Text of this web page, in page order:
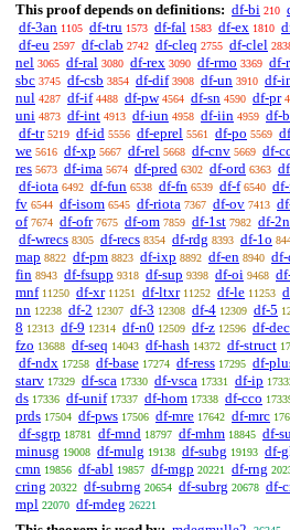
This proof depends on definitions: df-bi 210
df-3an 1105 df-tru 1573 df-fal 1583 df-ex 1810
df-eu 2597 df-clab 2742 df-cleq 2755 df-clel
nel 3065 df-ral 3080 df-rex 3090 df-rmo 3369 df-
sbc 3745 df-csb 3854 df-dif 3908 df-un 3910 df-
nul 4287 df-if 4488 df-pw 4564 df-sn 4590 df-pr
uni 4873 df-int 4913 df-iun 4958 df-iin 4959 df-
df-tr 5219 df-id 5556 df-eprel 5561 df-po 5569
we 5616 df-xp 5667 df-rel 5668 df-cnv 5669 df-
res 5673 df-ima 5674 df-pred 6302 df-ord 6363
df-iota 6492 df-fun 6538 df-fn 6539 df-f 6540
fv 6544 df-isom 6545 df-riota 7367 df-ov 7413
of 7674 df-ofr 7675 df-om 7859 df-1st 7982 df-
df-wrecs 8305 df-recs 8354 df-rdg 8393 df-1o
map 8822 df-pm 8823 df-ixp 8892 df-en 8940 df-
fin 8943 df-fsupp 9318 df-sup 9398 df-oi 9468
mnf 11250 df-xr 11251 df-ltxr 11252 df-le 11253
nn 12238 df-2 12307 df-3 12308 df-4 12309 df-5
8 12313 df-9 12314 df-n0 12509 df-z 12596 df-dec
fzo 13688 df-seq 14043 df-hash 14372 df-struct
df-ndx 17258 df-base 17274 df-ress 17295 df-
starv 17329 df-sca 17330 df-vsca 17331 df-ip
ds 17336 df-unif 17337 df-hom 17338 df-cco
prds 17504 df-pws 17506 df-mre 17642 df-mrc
df-sgrp 18781 df-mnd 18797 df-mhm 18845 df-
minusg 19008 df-mulg 19138 df-subg 19193 df-
cmn 19856 df-abl 19857 df-mgp 20221 df-rng
cring 20322 df-subrng 20654 df-subrg 20678 df-
mpl 22070 df-mdeg 26221